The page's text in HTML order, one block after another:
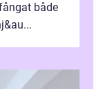
både